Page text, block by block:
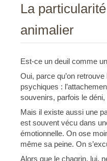
La
animalier
Est-ce un deuil comme
Oui, parce qu’on
psychiques :
souvenirs, parfois le
Mais il existe aussi une
est souvent vécu dans
émotionnelle. On ose
même sa peine. On
Alors que le chagrin, lui,